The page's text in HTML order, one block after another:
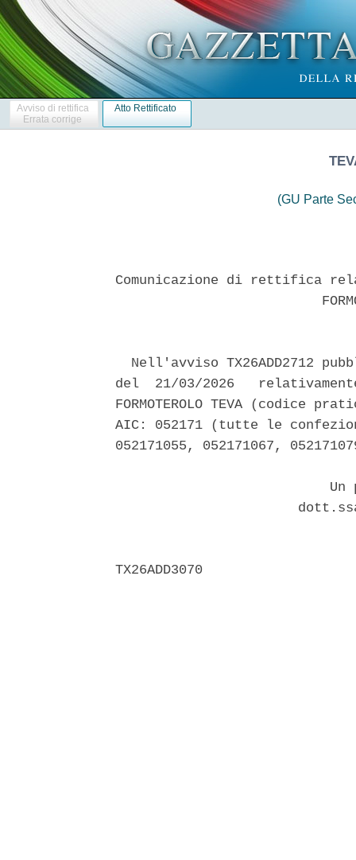
Avviso di rettifica
Errata corrige
Atto Rettificato
(GU Parte
Comunicazione di rettifica
Nell'avviso TX26ADD2712
del  21/03/2026
FORMOTEROLO TEVA (codice
AIC: 052171 (tutte le
052171055, 052171067,
Un